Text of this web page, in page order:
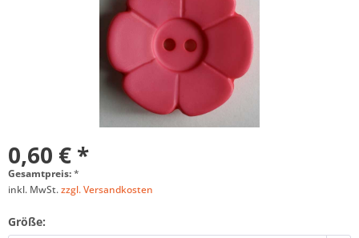
0,60 € *
Gesamtpreis:*
inkl. MwSt.zzgl. Versandkosten
Größe: